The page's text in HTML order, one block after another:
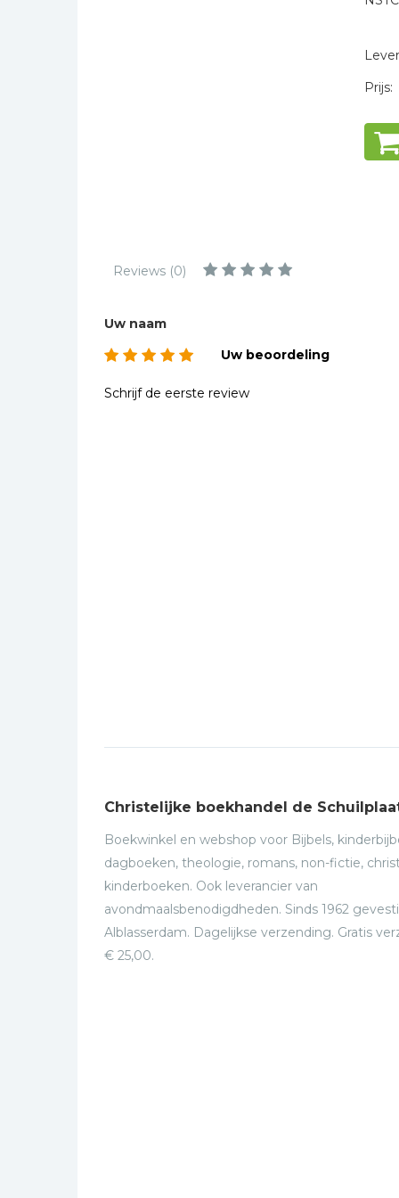
Taalstudie
Prijs:
Reviews (0)
Uw naam
Uw beoordeling
Schrijf de eerste review
Christelijke boekhandel de
Boekwinkel en webshop voor Bijbels,
dagboeken, theologie, romans, non-fictie,
kinderboeken. Ook leverancier van
avondmaalsbenodigdheden. Sinds 1962
Alblasserdam. Dagelijkse verzending. Gratis
€ 25,00.